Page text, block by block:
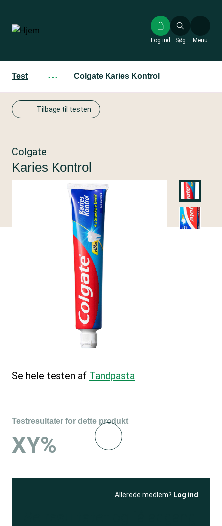
hovedindhold
Søg
Log ind Menu
Test ··· Colgate Karies Kontrol
Tilbage til testen
Colgate
Karies Kontrol
Se hele testen af Tandpasta
Testresultater for dette produkt
XY%
Allerede medlem? Log ind